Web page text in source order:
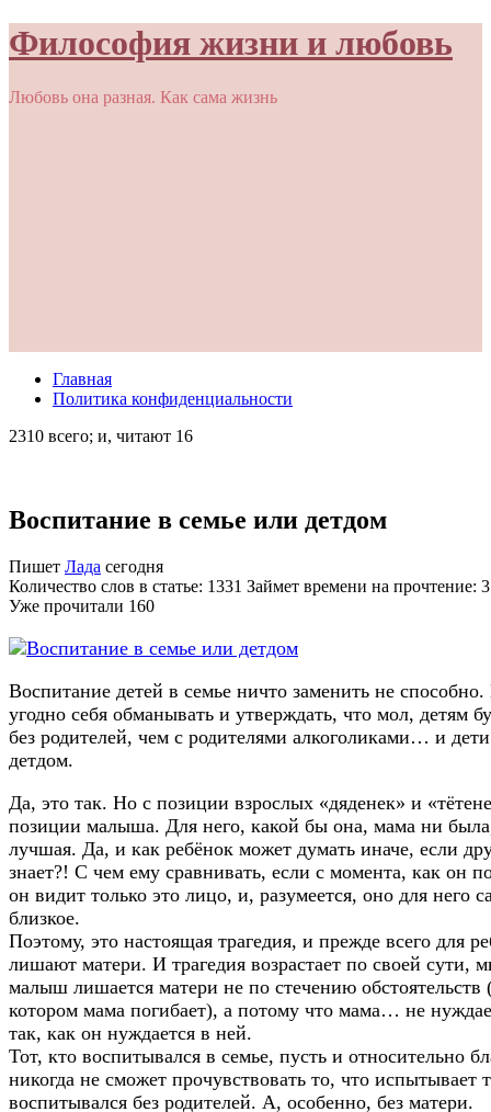
Философия жизни и любовь
Любовь она разная. Как сама жизнь
Главная
Политика конфиденциальности
2310 всего; и, читают 16
Воспитание в семье или детдом
Пишет Лада сегодня
Количество слов в статье: 1331 Займет времени на прочтение:
Уже прочитали 160
Воспитание детей в семье ничто заменить не
угодно себя обманывать и утверждать, что мол, детям
без родителей, чем с родителями алкоголиками… и
детдом.
Да, это так. Но с позиции взрослых «дяденек» и
позиции малыша. Для него, какой бы она, мама ни
лучшая. Да, и как ребёнок может думать иначе, если
знает?! С чем ему сравнивать, если с момента, как он
он видит только это лицо, и, разумеется, оно для него
близкое.
Поэтому, это настоящая трагедия, и прежде всего для
лишают матери. И трагедия возрастает по своей сути,
малыш лишается матери не по стечению обстоятельств
котором мама погибает), а потому что мама… не
так, как он нуждается в ней.
Тот, кто воспитывался в семье, пусть и относительно
никогда не сможет прочувствовать то, что испытывает
воспитывался без родителей. А, особенно, без матери.